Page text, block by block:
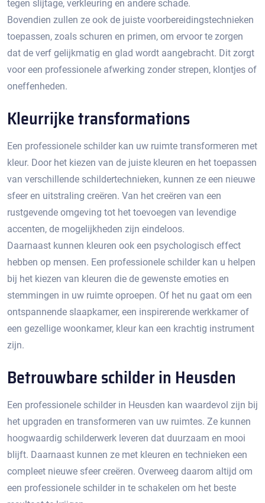
tegen slijtage, verkleuring en andere schade.​
Bovendien zullen ze ook de juiste voorbereidingstechnieken
toepassen, zoals schuren en primen, om ervoor te zorgen
dat de verf gelijkmatig en glad wordt aangebracht.​ Dit zorgt
voor een professionele afwerking zonder strepen, klontjes of
oneffenheden.​
Kleurrijke transformations
Een professionele schilder kan uw ruimte transformeren met
kleur.​ Door het kiezen van de juiste kleuren en het toepassen
van verschillende schildertechnieken, kunnen ze een nieuwe
sfeer en uitstraling creëren.​ Van het creëren van een
rustgevende omgeving tot het toevoegen van levendige
accenten, de mogelijkheden zijn eindeloos.​
Daarnaast kunnen kleuren ook een psychologisch effect
hebben op mensen. Een professionele schilder kan u helpen
bij het kiezen van kleuren die de gewenste emoties en
stemmingen in uw ruimte oproepen.​ Of het nu gaat om een
ontspannende slaapkamer, een inspirerende werkkamer of
een gezellige woonkamer, kleur kan een krachtig instrument
zijn.​
Betrouwbare schilder in Heusden
Een professionele schilder in Heusden kan waardevol zijn bij
het upgraden en transformeren van uw ruimtes.​ Ze kunnen
hoogwaardig schilderwerk leveren dat duurzaam en mooi
blijft.​ Daarnaast kunnen ze met kleuren en technieken een
compleet nieuwe sfeer creëren.​ Overweeg daarom altijd om
een professionele schilder in te schakelen om het beste